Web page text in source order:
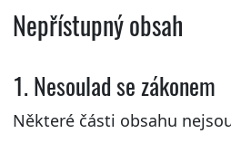
Nepřístupný obsah
1. Nesoulad se zákonem
Některé části obsahu